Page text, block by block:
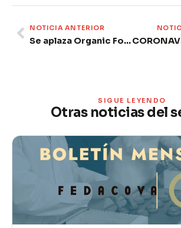
Prev
NOTICIA ANTERIOR
Se aplaza Organic Food Iberia & Eco Living Iberia a junio de 2021.
SIGUE LEYENDO
Otras noticias del